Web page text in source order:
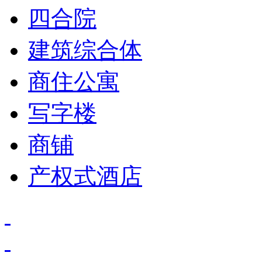
四合院
建筑综合体
商住公寓
写字楼
商铺
产权式酒店